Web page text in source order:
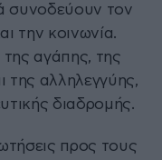
συνοδεύουν τον
την κοινωνία.
αγάπης, της
της αλληλεγγύης,
διαδρομής.
προς τους